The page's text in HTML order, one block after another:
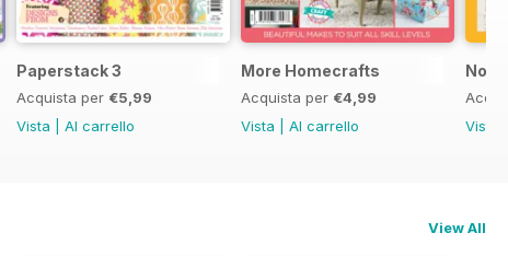
Paperstack 3
Acquista per €5,99
Vista
Al carrello
More Homecrafts
Acquista per €4,99
Vista
Al carrello
No
Vista
View All